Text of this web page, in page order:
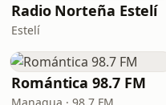
Radio Norteña Estelí
Estelí
Romántica 98.7 FM